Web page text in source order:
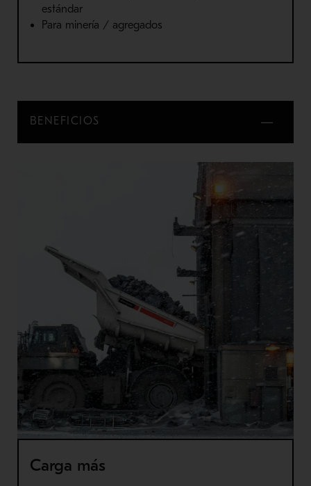
estándar
Para minería / agregados
BENEFICIOS
Carga más